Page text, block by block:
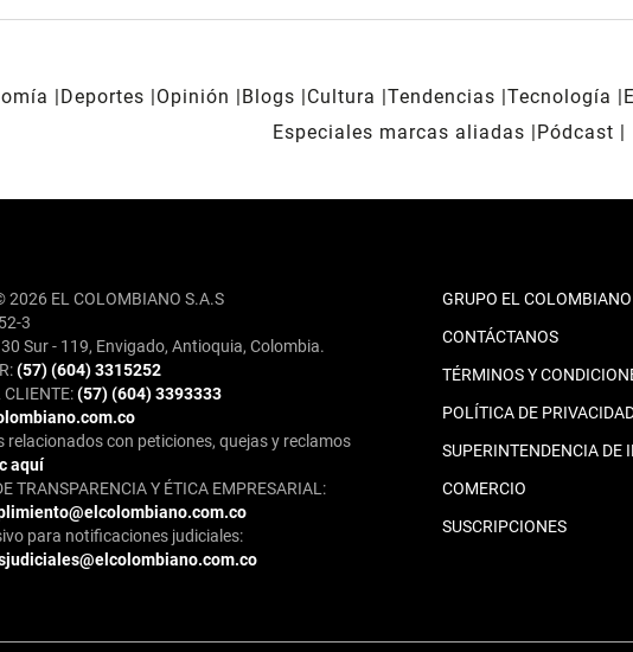
Deportes Opinión Blogs Cultura Tendencias Tecnología
Especiales marcas aliadas
Pódcast
2026 EL COLOMBIANO S.A.S
3
Sur - 119, Envigado, Antioquia, Colombia.
(57) (604) 3315252
CLIENTE:(57) (604) 3393333
relacionados con peticiones, quejas y reclamos
aquí
TRANSPARENCIA Y ÉTICA EMPRESARIAL:
para notificaciones judiciales:
GRUPO EL COLOMBIANO
CONTÁCTANOS
TÉRMINOS Y
POLÍTICA DE
SUPERINTENDENCIA DE
COMERCIO
SUSCRIPCIONES